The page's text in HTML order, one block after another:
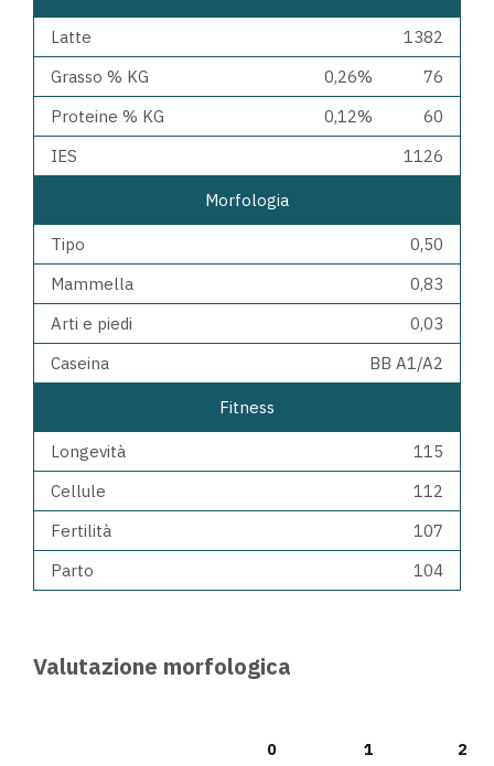
Latte
1382
Grasso % KG
0,26%
76
Proteine % KG
0,12%
60
IES
1126
Morfologia
Tipo
0,50
Mammella
0,83
Arti e piedi
0,03
Caseina
BB A1/A2
Fitness
Longevità
115
Cellule
112
Fertilità
107
Parto
104
Valutazione morfologica
0 1 2